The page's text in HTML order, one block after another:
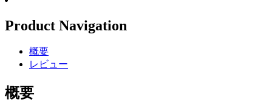
Product Navigation
概要
レビュー
概要